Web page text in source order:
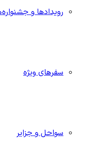
رویدادها و جشنواره‌ها
سفرهای ویژه
سواحل و جزایر